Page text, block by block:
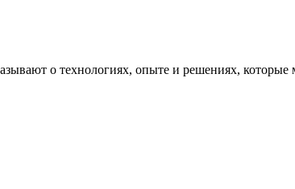
о технологиях, опыте и решениях,